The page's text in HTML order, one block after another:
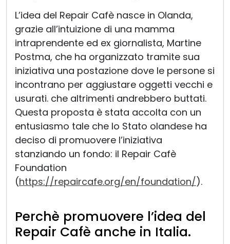
L’idea del Repair Cafè nasce in Olanda,
grazie all’intuizione di una mamma
intraprendente ed ex giornalista, Martine
Postma, che ha organizzato tramite sua
iniziativa una postazione dove le persone si
incontrano per aggiustare oggetti vecchi e
usurati. che altrimenti andrebbero buttati.
Questa proposta è stata accolta con un
entusiasmo tale che lo Stato olandese ha
deciso di promuovere l’iniziativa
stanziando un fondo: il Repair Cafè
Foundation
(https://repaircafe.org/en/foundation/).
Perchè promuovere l’idea del
Repair Cafè anche in Italia.